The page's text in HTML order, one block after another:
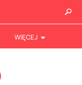
WIĘCEJ